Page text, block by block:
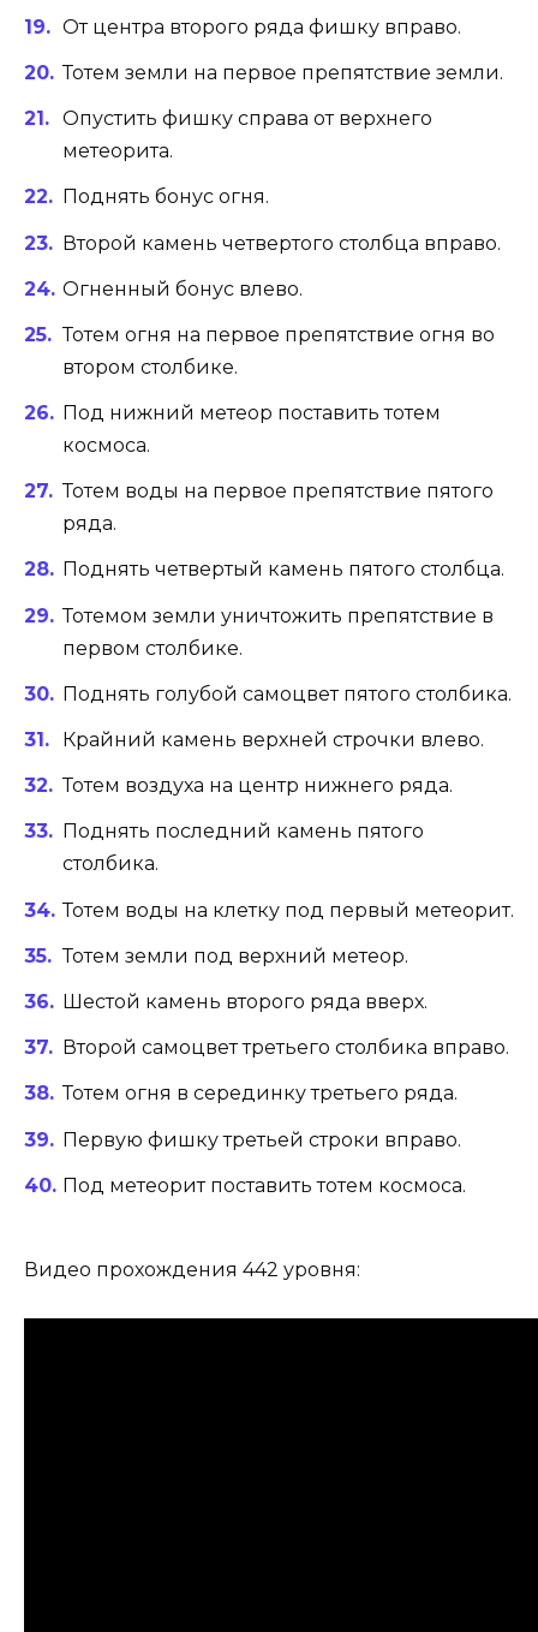
От центра второго ряда фишку вправо.
Тотем земли на первое препятствие земли.
Опустить фишку справа от верхнего
метеорита.
Поднять бонус огня.
Второй камень четвертого столбца вправо.
Огненный бонус влево.
Тотем огня на первое препятствие огня во
втором столбике.
Под нижний метеор поставить тотем
космоса.
Тотем воды на первое препятствие пятого
ряда.
Поднять четвертый камень пятого столбца.
Тотемом земли уничтожить препятствие в
первом столбике.
Поднять голубой самоцвет пятого столбика.
Крайний камень верхней строчки влево.
Тотем воздуха на центр нижнего ряда.
Поднять последний камень пятого
столбика.
Тотем воды на клетку под первый метеорит.
Тотем земли под верхний метеор.
Шестой камень второго ряда вверх.
Второй самоцвет третьего столбика вправо.
Тотем огня в серединку третьего ряда.
Первую фишку третьей строки вправо.
Под метеорит поставить тотем космоса.
Видео прохождения 442 уровня: